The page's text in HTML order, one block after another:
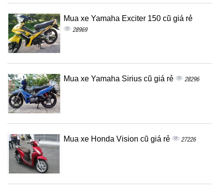
Mua xe Yamaha Exciter 150 cũ giá rẻ
28969
Mua xe Yamaha Sirius cũ giá rẻ 28296
Mua xe Honda Vision cũ giá rẻ 27226